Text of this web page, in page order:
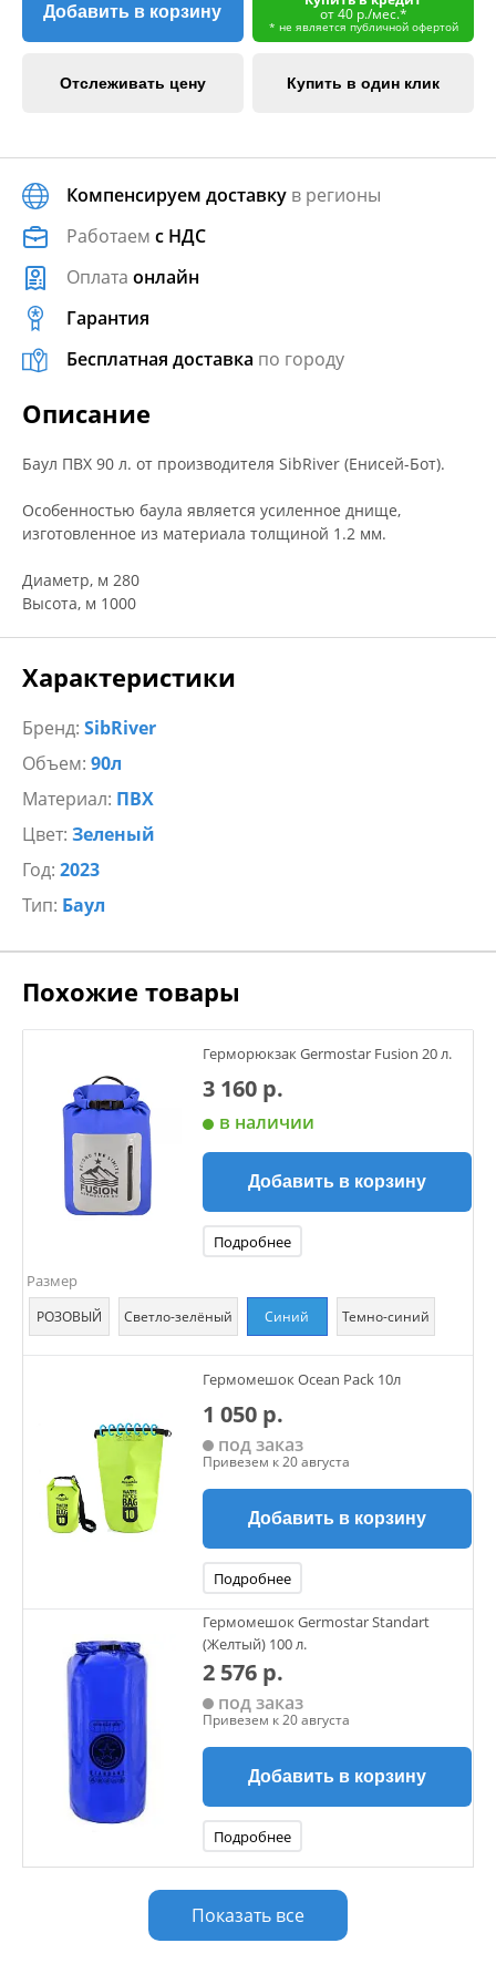
Добавить в корзину от 40 р./мес.*
* не является публичной офертой
Отслеживать цену Купить в один клик
Компенсируем доставку в регионы
Работаем с НДС
Оплата онлайн
Гарантия
Бесплатная доставка по городу
Описание
Баул ПВХ 90 л. от производителя SibRiver (Енисей-Бот).
Особенностью баула является усиленное днище,
изготовленное из материала толщиной 1.2 мм.
Диаметр, м 280
Высота, м 1000
Характеристики
Бренд: SibRiver
Объем: 90л
Материал: ПВХ
Цвет: Зеленый
Год: 2023
Тип: Баул
Похожие товары
Герморюкзак Germostar Fusion 20 л.
3 160 р.
в наличии
Добавить в корзину
Подробнее
Размер
РОЗОВЫЙ Светло-зелёный Синий Темно-синий
Гермомешок Ocean Pack 10л
1 050 р.
под заказ
Привезем к 20 августа
Добавить в корзину
Подробнее
Гермомешок Germostar Standart
(Желтый) 100 л.
2 576 р.
под заказ
Привезем к 20 августа
Добавить в корзину
Подробнее
Показать все